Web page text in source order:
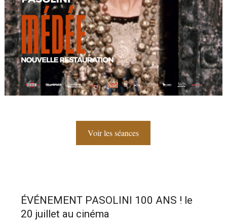
Voir les séances
ÉVÉNEMENT PASOLINI 100 ANS ! le
20 juillet au cinéma